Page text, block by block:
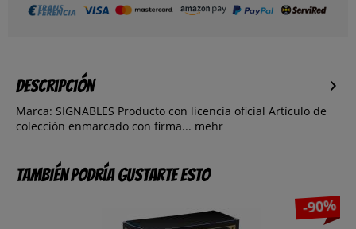
Descripción
Marca: SIGNABLES Producto con licencia oficial Artículo de
colección enmarcado con firma... mehr
También podría gustarte esto
-90%